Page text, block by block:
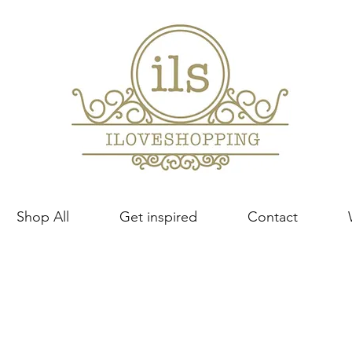
Shop All Get inspired Contact